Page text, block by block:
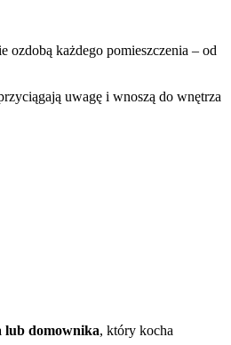
każdego pomieszczenia – od
uwagę i wnoszą do wnętrza
lub domownika, który kocha